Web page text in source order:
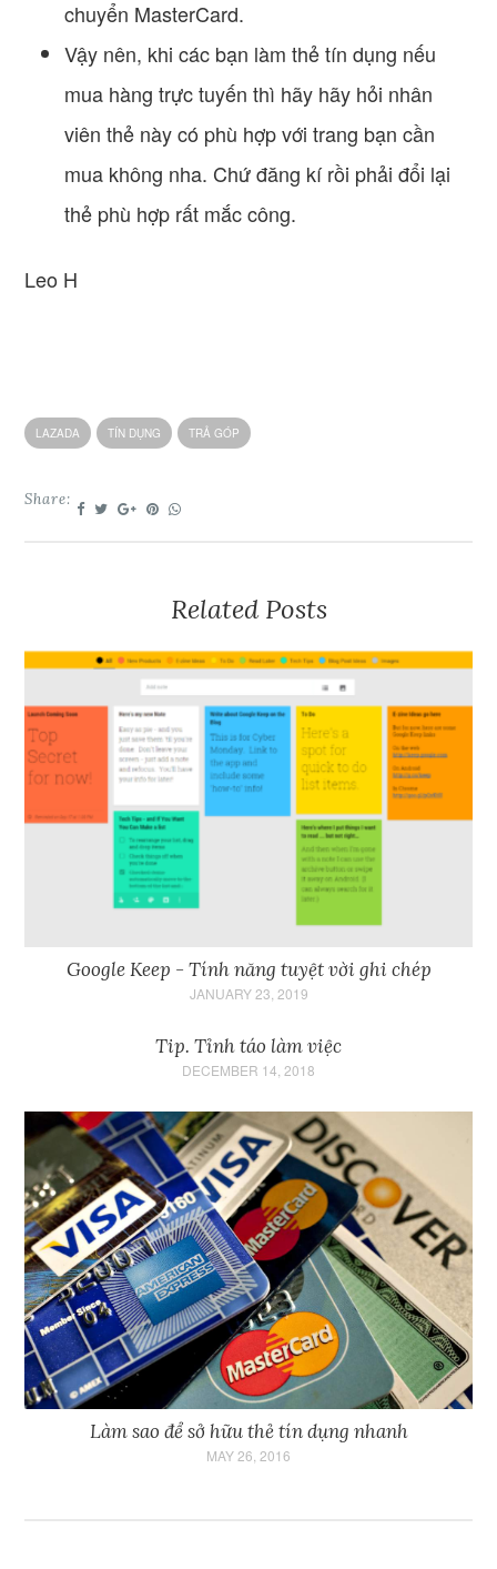
chuyển MasterCard.
Vậy nên, khi các bạn làm thẻ tín dụng nếu
mua hàng trực tuyến thì hãy hãy hỏi nhân
viên thẻ này có phù hợp với trang bạn cần
mua không nha. Chứ đăng kí rồi phải đổi lại
thẻ phù hợp rất mắc công.
Leo H
LAZADA TÍN DỤNG TRẢ GÓP
Share:
Related Posts
Google Keep - Tính năng tuyệt vời ghi chép
JANUARY 23, 2019
Tip. Tỉnh táo làm việc
DECEMBER 14, 2018
Làm sao để sở hữu thẻ tín dụng nhanh
MAY 26, 2016